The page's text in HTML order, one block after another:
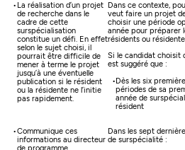
La réalisation d’un projet
de recherche dans le
cadre de cette
surspécialisation
constitue un défi. En effet
selon le sujet choisi, il
pourrait être difficile de
mener à terme le projet
jusqu’à une éventuelle
publication si le résident
ou la résidente ne l’initie
pas rapidement.
Dans ce contexte,
veut faire un projet
choisir une période
année pour préparer
résidents ou
Si le candidat choisit
est suggéré que :
Dès les six
périodes de sa
année de
résident
Communique ces
informations au directeur
Dans les sept
de surspécialité :